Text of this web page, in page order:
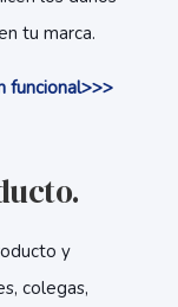
tu marca.
funcional>>>
y
colegas,